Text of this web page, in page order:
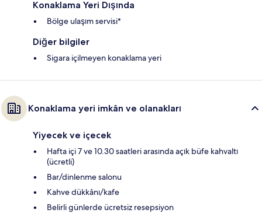
Konaklama Yeri Dışında
Bölge ulaşım servisi*
Diğer bilgiler
Sigara içilmeyen konaklama yeri
Konaklama yeri imkân ve olanakları
Yiyecek ve içecek
Hafta içi 7 ve 10.30 saatleri arasında açık büfe kahvaltı
(ücretli)
Bar/dinlenme salonu
Kahve dükkânı/kafe
Belirli günlerde ücretsiz resepsiyon